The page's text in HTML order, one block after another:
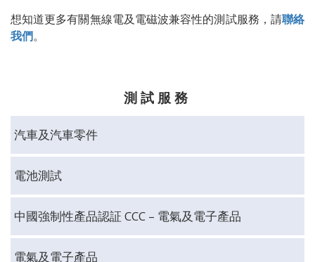
想知道更多有關無線電及電磁波兼容性的測試服務， 請聯絡
我們。
測 試 服 務
汽車及汽車零件
電池測試
中國強制性產品認証 CCC – 電氣及電子產品
電氣及電子產品